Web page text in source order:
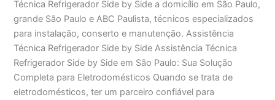
Técnica Refrigerador Side by Side a domicílio em São Paulo,
grande São Paulo e ABC Paulista, técnicos especializados
para instalação, conserto e manutenção. Assistência
Técnica Refrigerador Side by Side Assistência Técnica
Refrigerador Side by Side em São Paulo: Sua Solução
Completa para Eletrodomésticos Quando se trata de
eletrodomésticos, ter um parceiro confiável para